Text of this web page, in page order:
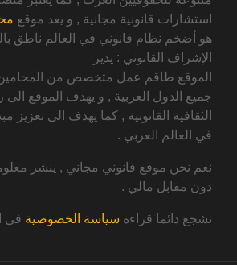
استشارات قانونية مجانية , و يعد موقع
هو أضخم نظام قانوني في العالم ناطق
الإشراف القانوني : يدير
الموقع طاقم عمل متخصص من
جميع الدول العربية , و يهدف الموقع الى
الثقافية القانونية , كما يهدف الى تعزيز
في العالم العربي .
نعم نحن موقع قانوني مجاني , ينشر
دون مقابل مالي .
نشجع دائما قراءة سياسة الخصوصية في